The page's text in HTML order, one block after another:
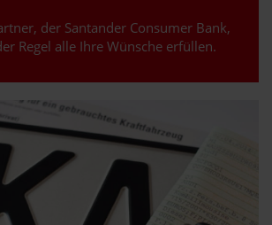
der Santander Consumer Bank,
Regel alle Ihre Wünsche erfüllen.